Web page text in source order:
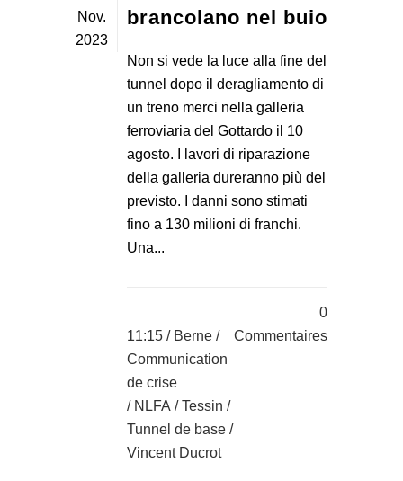
Nov.
2023
brancolano nel buio
Non si vede la luce alla fine del
tunnel dopo il deragliamento di
un treno merci nella galleria
ferroviaria del Gottardo il 10
agosto. I lavori di riparazione
della galleria dureranno più del
previsto. I danni sono stimati
fino a 130 milioni di franchi.
Una...
11:15 / Berne /
Communication
de crise
/ NLFA /Tessin /
Tunnel de base /
Vincent Ducrot
0
Commentaires